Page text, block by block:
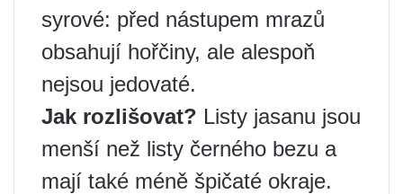
syrové: před nástupem mrazů
obsahují hořčiny, ale alespoň
nejsou jedovaté.
Jak rozlišovat? Listy jasanu jsou
menší než listy černého bezu a
mají také méně špičaté okraje.